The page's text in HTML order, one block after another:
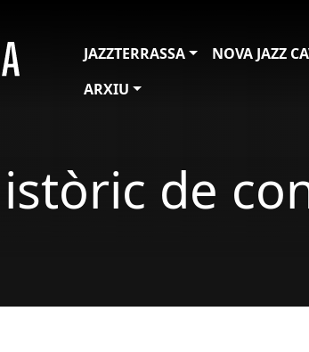
JAZZTERRASSA
NOVA JAZZ
ARXIU
de